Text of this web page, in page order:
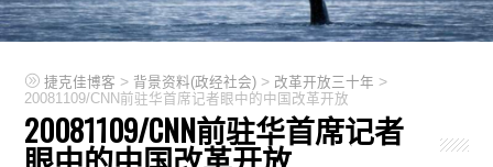
捷克佳博客 > 背景资料(政经社会) > 改革开放三十年 >
20081109/CNN前驻华首席记者眼中的中国改革开放
20081109/CNN前驻华首席记者